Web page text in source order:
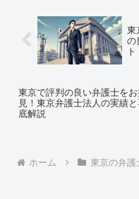
東
の
ト
東京で評判の良い弁護士を
見！東京弁護士法人の実績
底解説
ホーム 東京の弁護